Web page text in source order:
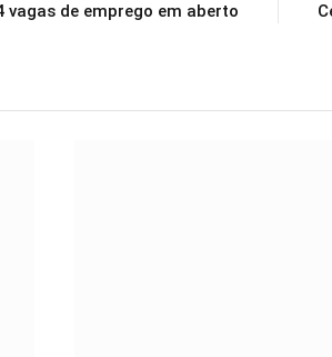
vagas de emprego em aberto